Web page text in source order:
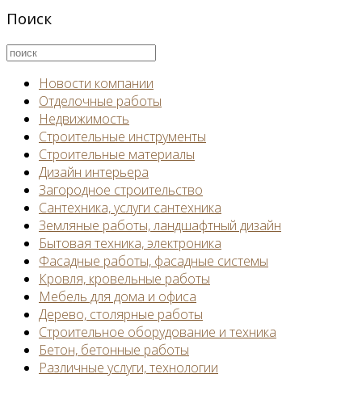
Поиск
Новости компании
Отделочные работы
Недвижимость
Строительные инструменты
Строительные материалы
Дизайн интерьера
Загородное строительство
Сантехника, услуги сантехника
Земляные работы, ландшафтный дизайн
Бытовая техника, электроника
Фасадные работы, фасадные системы
Кровля, кровельные работы
Мебель для дома и офиса
Дерево, столярные работы
Строительное оборудование и техника
Бетон, бетонные работы
Различные услуги, технологии